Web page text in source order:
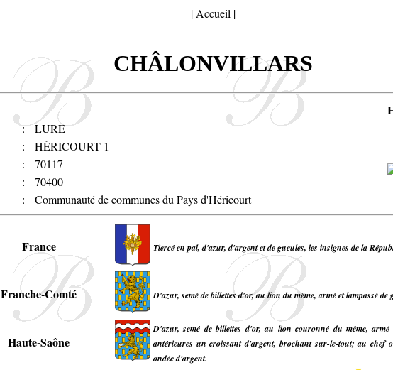
| Accueil |
CHÂLONVILLARS
:
LURE
:
HÉRICOURT-1
:
70117
:
70400
: Communauté de communes du Pays d'Héricourt
France Tiercé en pal, d'azur, d'argent et de gueules, les insignes de la
Franche-Comté D'azur, semé de billettes d'or, au lion du même, armé et lampassé
Haute-Saône
D'azur, semé de billettes d'or, au lion couronné du même, armé
antérieures un croissant d'argent, brochant sur-le-tout; au chef
ondée d'argent.